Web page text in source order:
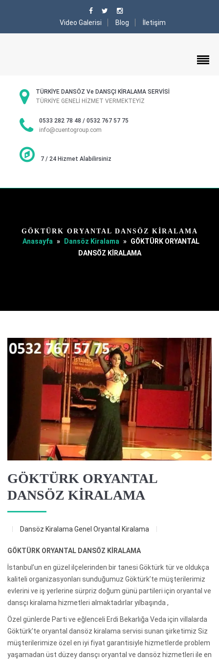
Video Galerisi Blog İletişim
TÜRKİYE DANSÖZ Ve DANSÇI KİRALAMA SERVİSİ
TÜRKİYE GENELİ HİZMET VERMEKTEYİZ
0533 282 78 48 / 0532 767 57 75
info@cuentogroup.com
7 / 24 Hizmet Alabilirsiniz
GÖKTÜRK ORYANTAL DANSÖZ KİRALAMA
Anasayfa » Dansöz Kiralama » GÖKTÜRK ORYANTAL
DANSÖZ KİRALAMA
GÖKTÜRK ORYANTAL
DANSÖZ KİRALAMA
Dansöz KiralamaGenel Oryantal Kiralama
GÖKTÜRK ORYANTAL DANSÖZ KİRALAMA
İstanbul’un en güzel ilçelerinden bir tanesi Göktürk tür ve oldukça
kaliteli organizasyonları sunduğumuz Göktürk’te müşterilerimiz
evlerini ve iş yerlerine sürpriz doğum günü partileri için oryantal ve
dansçı kiralama hizmetleri almaktadırlar yılbaşında ,
Özel günlerde Parti ve eğlenceli Erdi Bekarlığa Veda için villalarda
Göktürk’te oryantal dansöz kiralama servisi sunan şirketimiz Siz
müşterilerimize özel en iyi fiyat garantisiyle hizmetlerde problem
yaşamadan üst düzey dansçı oryantal ve dansöz hizmetleri ile en